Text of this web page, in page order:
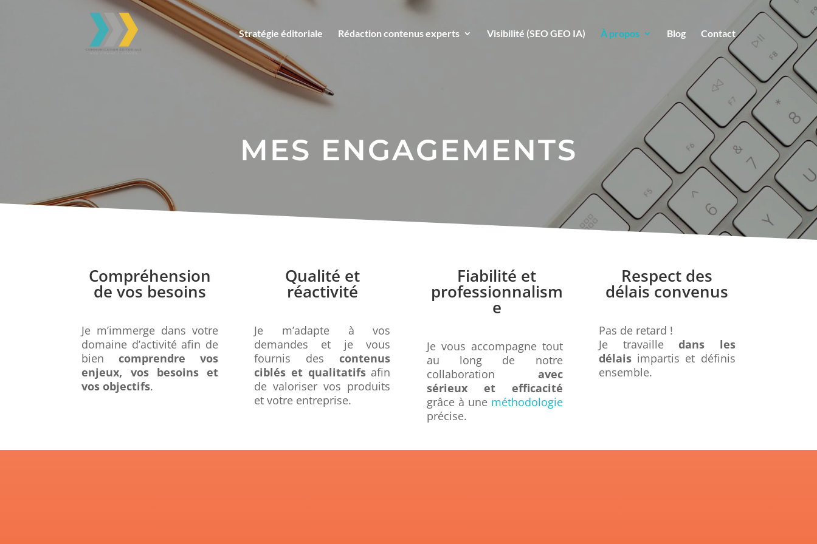
Stratégie éditoriale Rédaction contenus experts Visibilité (SEO GEO IA) À propos Blog Contact
MES ENGAGEMENTS
Compréhension
de vos besoins
Je m’immerge dans votre
domaine d’activité afin de
bien comprendre vos
enjeux, vos besoins et
vos objectifs.
Qualité et
réactivité
Je m’adapte à vos
demandes et je vous
fournis des contenus
ciblés et qualitatifsafin
de valoriser vos produits
et votre entreprise.
Fiabilité et
professionnalism
e
Je vous accompagne tout
au long de notre
collaboration avec
sérieux et efficacité
grâce à une méthodologie
précise.
Respect des
délais convenus
Pas de retard !
Je travailledans les
délais impartis et définis
ensemble.